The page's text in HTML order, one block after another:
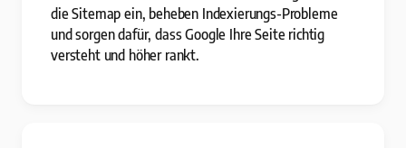
die Sitemap ein, beheben Indexierungs-Probleme
und sorgen dafür, dass Google Ihre Seite richtig
versteht und höher rankt.